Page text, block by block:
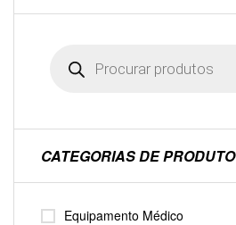
CATEGORIAS DE PRODUTO
Equipamento Médico